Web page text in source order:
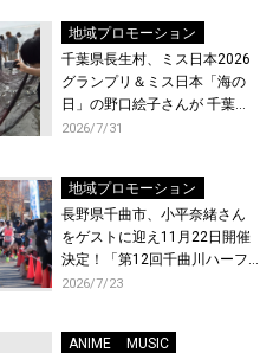
地域プロモーション
千葉県長生村、ミス日本2026
グランプリ＆ミス日本「海の
日」の野口絵子さんが 千葉県
唯一の村・長生村で地引網を
2026/7/31
地域プロモーション
長野県千曲市、小平奈緒さん
をゲストに迎え11月22日開催
決定！「第12回千曲川ハーフ
マラソン」エントリー受付開
2026/7/23
ANIME
MUSIC